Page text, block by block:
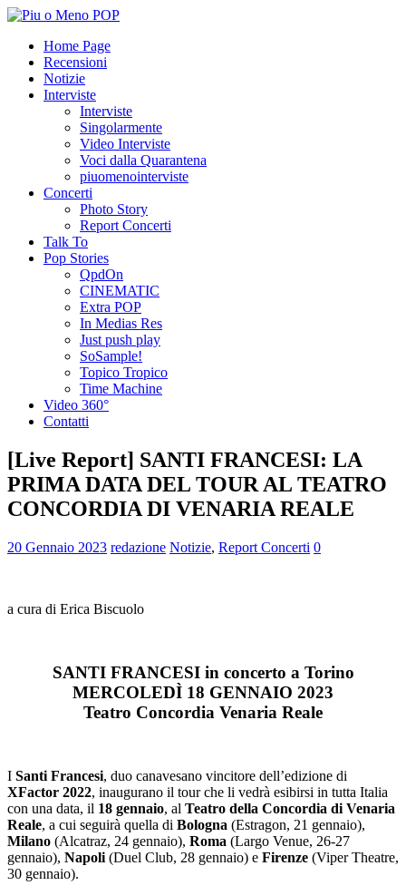
Home Page
Recensioni
Notizie
Interviste
Interviste
Singolarmente
Video Interviste
Voci dalla Quarantena
piuomenointerviste
Concerti
Photo Story
Report Concerti
Talk To
Pop Stories
QpdOn
CINEMATIC
Extra POP
In Medias Res
Just push play
SoSample!
Topico Tropico
Time Machine
Video 360°
Contatti
[Live Report] SANTI FRANCESI: LA
PRIMA DATA DEL TOUR AL TEATRO
CONCORDIA DI VENARIA REALE
20 Gennaio 2023 redazione Notizie, Report Concerti 0
a cura di Erica Biscuolo
SANTI FRANCESI in concerto a Torino
MERCOLEDÌ 18 GENNAIO 2023
Teatro Concordia Venaria Reale
I Santi Francesi, duo canavesano vincitore dell’edizione di
XFactor 2022, inaugurano il tour che li vedrà esibirsi in tutta Italia
con una data, il 18 gennaio, al Teatro della Concordia di Venaria
Reale, a cui seguirà quella di Bologna (Estragon, 21 gennaio),
Milano (Alcatraz, 24 gennaio), Roma (Largo Venue, 26-27
gennaio), Napoli (Duel Club, 28 gennaio) e Firenze (Viper Theatre,
30 gennaio).